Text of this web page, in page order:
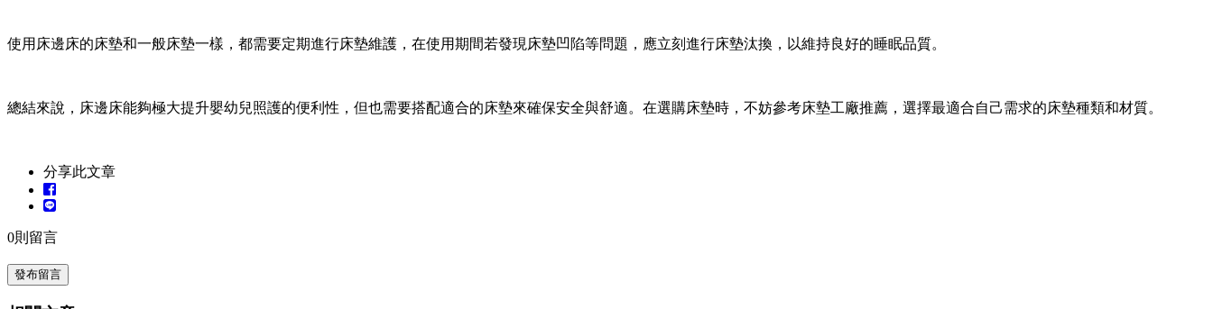
使用床邊床的床墊和一般床墊一樣，都需要定期進行床墊維護，在使用期間若發現床墊凹陷等問題，應立刻進行床墊汰換，以維持良好的睡眠品質。
總結來說，床邊床能夠極大提升嬰幼兒照護的便利性，但也需要搭配適合的床墊來確保安全與舒適。在選購床墊時，不妨參考床墊工廠推薦，選擇最適合自己需求的床墊種類和材質。
分享此文章
0則留言
發布留言